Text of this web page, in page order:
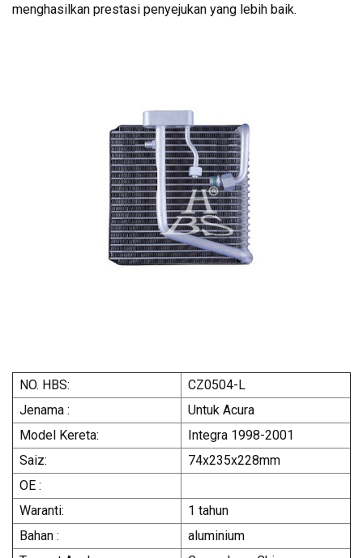
menghasilkan prestasi penyejukan yang lebih baik.
NO. HBS:
CZ0504-L
Jenama :
Untuk Acura
Model Kereta:
Integra 1998-2001
Saiz:
74x235x228mm
OE :
Waranti:
1 tahun
Bahan :
aluminium